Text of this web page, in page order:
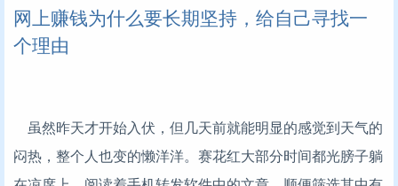
网上赚钱为什么要长期坚持，给自己寻找一
个理由
虽然昨天才开始入伏，但几天前就能明显的感觉到天气的
闷热，整个人也变的懒洋洋。赛花红大部分时间都光膀子躺